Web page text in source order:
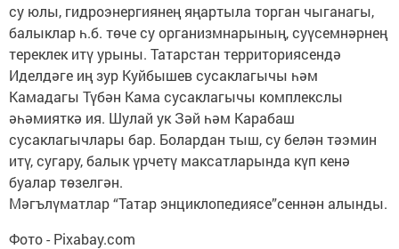
су юлы, гидроэнергиянең яңартыла торган чыганагы,
балыклар һ.б. төче су организмнарының, суүсемнәрнең
тереклек итү урыны. Татарстан территориясендә
Иделдәге иң зур Куйбышев сусаклагычы һәм
Камадагы Түбән Кама сусаклагычы комплекслы
әһәмияткә ия. Шулай ук Зәй һәм Карабаш
сусаклагычлары бар. Болардан тыш, су белән тәэмин
итү, сугару, балык үрчетү максатларында күп кенә
буалар төзелгән.
Мәгълүматлар “Татар энциклопедиясе”сеннән алынды.
Фото - Pixabay.com